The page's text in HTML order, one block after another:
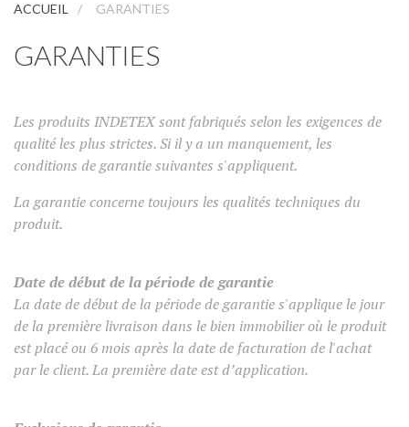
ACCUEIL GARANTIES
GARANTIES
Les produits INDETEX sont fabriqués selon les exigences de
qualité les plus strictes. Si il y a un manquement, les
conditions de garantie suivantes s'appliquent.
La garantie concerne toujours les qualités techniques du
produit.
Date de début de la période de garantie
La date de début de la période de garantie s'applique le jour
de la première livraison dans le bien immobilier où le produit
est placé ou 6 mois après la date de facturation de l'achat
par le client. La première date est d’application.